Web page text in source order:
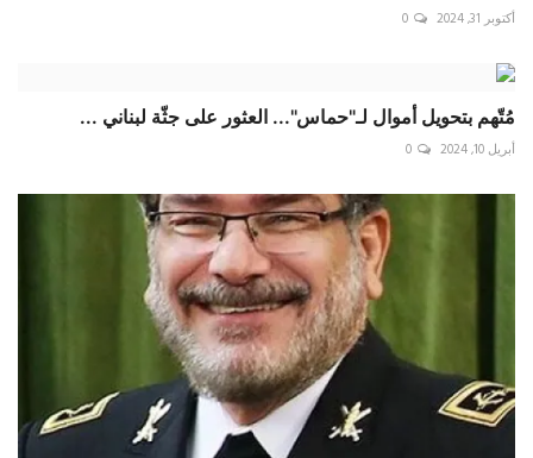
أكتوبر 31, 2024 0
مُتّهم بتحويل أموال لـ"حماس"... العثور على جثّة لبناني ...
أبريل 10, 2024 0